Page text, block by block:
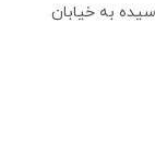
به خیابان